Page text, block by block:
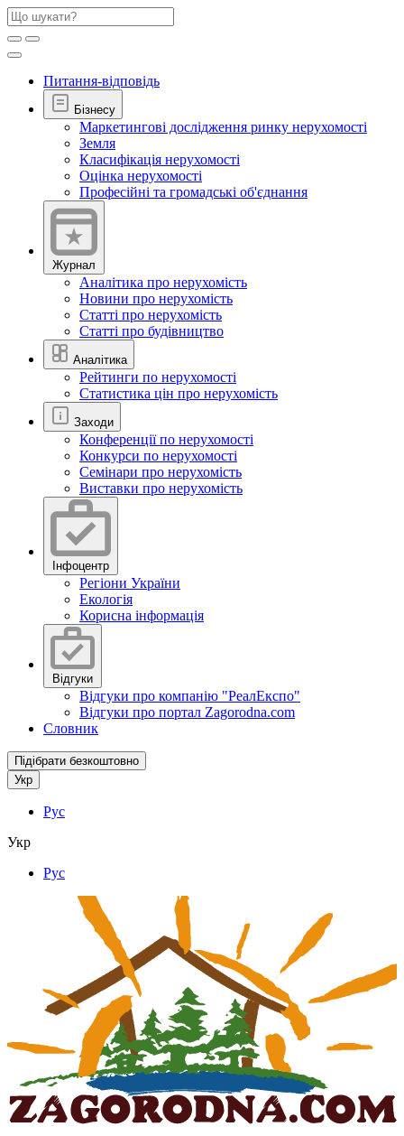
Питання-відповідь
Бізнесу
Маркетингові дослідження ринку нерухомості
Земля
Класифікація нерухомості
Оцінка нерухомості
Професійні та громадські об'єднання
Журнал
Аналітика про нерухомість
Новини про нерухомість
Статті про нерухомість
Статті про будівництво
Аналітика
Рейтинги по нерухомості
Статистика цін про нерухомість
Заходи
Конференції по нерухомості
Конкурси по нерухомості
Семінари про нерухомість
Виставки про нерухомість
Інфоцентр
Регіони України
Екологія
Корисна інформація
Відгуки
Відгуки про компанію "РеалЕкспо"
Відгуки про портал Zagorodna.com
Словник
Підібрати безкоштовно
Укр
Рус
Укр
Рус